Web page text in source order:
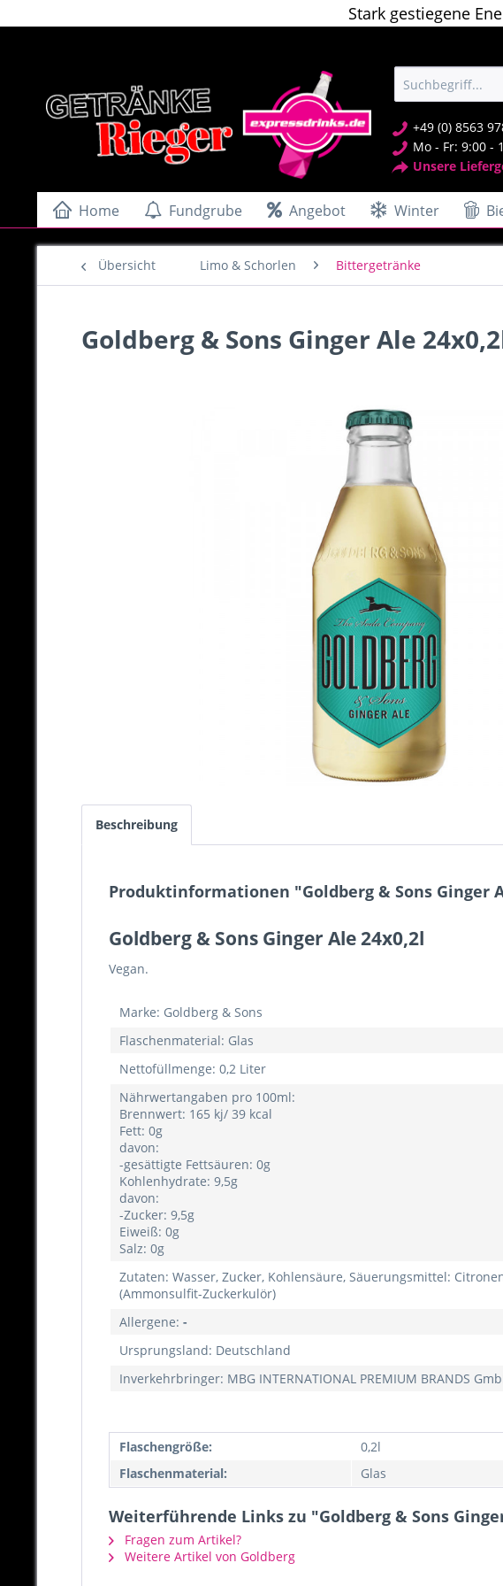
Stark gestiegene
+49 (0) 8563
Mo - Fr: 9:00 -
Unsere
Home Fundgrube Angebot Winter
Übersicht Limo & Schorlen Bittergetränke
Goldberg & Sons Ginger Ale
Beschreibung
Produktinformationen "Goldberg & Sons Ginger
Goldberg & Sons Ginger Ale 24x0,2l
Vegan.
Marke: Goldberg & Sons
Flaschenmaterial: Glas
Nettofüllmenge: 0,2 Liter
Nährwertangaben pro 100ml:
Brennwert: 165 kj/ 39 kcal
Fett: 0g
davon:
-gesättigte Fettsäuren: 0g
Kohlenhydrate: 9,5g
davon:
-Zucker: 9,5g
Eiweiß: 0g
Salz: 0g
Zutaten: Wasser, Zucker, Kohlensäure, Säuerungsmittel:
(Ammonsulfit-Zuckerkulör)
Allergene: -
Ursprungsland: Deutschland
Inverkehrbringer: MBG INTERNATIONAL PREMIUM BRANDS
Flaschengröße:
0,2l
Flaschenmaterial:
Glas
Weiterführende Links zu "Goldberg & Sons
Fragen zum Artikel?
Weitere Artikel von Goldberg